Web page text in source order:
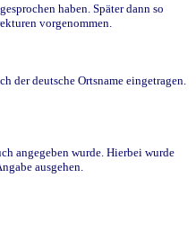
haben. Später dann so
vorgenommen.
der deutsche Ortsname eingetragen.
angegeben wurde. Hierbei wurde
ausgehen.